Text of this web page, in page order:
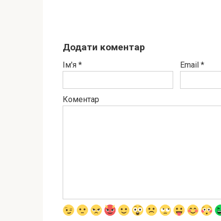
Додати коментар
Ім'я * Email *
Коментар